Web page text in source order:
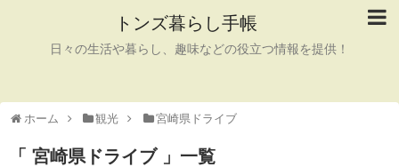
トンズ暮らし手帳
日々の生活や暮らし、趣味などの役立つ情報を提供！
ホーム 観光 宮崎県ドライブ
「 宮崎県ドライブ 」一覧